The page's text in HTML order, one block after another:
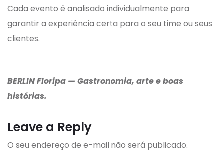
Cada evento é analisado individualmente para
garantir a experiência certa para o seu time ou seus
clientes.
BERLIN Floripa — Gastronomia, arte e boas
histórias.
Leave a Reply
O seu endereço de e-mail não será publicado.